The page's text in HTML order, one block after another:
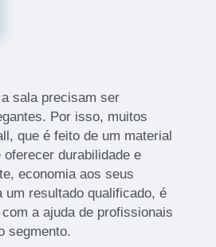
sala precisam ser
Por isso, muitos
que é feito de um material
durabilidade e
economia aos seus
um resultado qualificado, é
a ajuda de profissionais
segmento.